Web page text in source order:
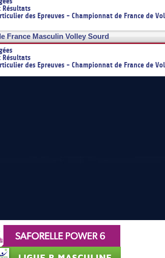
Résultats
des Epreuves - Championnat de France de
France Masculin Volley Sourd
Résultats
des Epreuves - Championnat de France de